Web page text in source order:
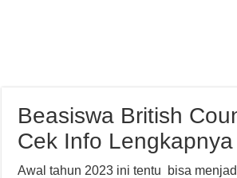
Beasiswa British
Cek Info
Awal tahun 2023 ini tentu bisa